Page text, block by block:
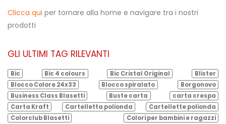
Clicca qui per tornare alla home e navigare tra i nostri
prodotti
GLI ULTIMI TAG RILEVANTI
Bic Bic 4 colours Bic Cristal Original
Blister
Blocco Colore 24x33
Blocco spiralato
Borgonovo
Business Class Blasetti
Buste carta
carta crespa
Carta Kraft
Cartelletta polionda
Cartellette polionda
Colorclub Blasetti
Colori per bambini e ragazzi